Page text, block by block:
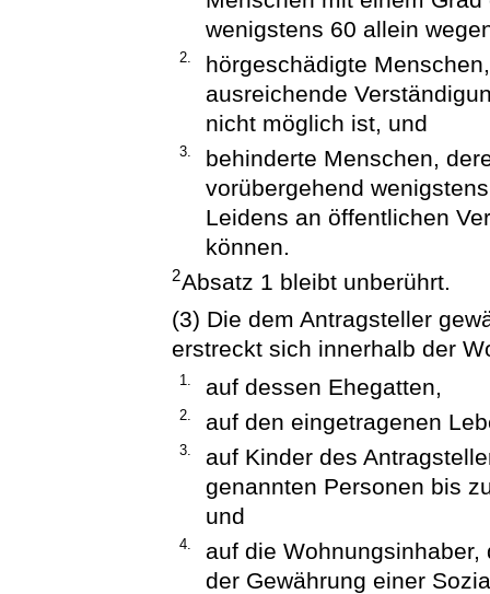
wenigstens 60 allein
2.
hörgeschädigte
ausreichende
nicht möglich ist, und
3.
behinderte Menschen,
vorübergehend
Leidens an öffentlichen
können.
2Absatz 1 bleibt unberührt.
(3) Die dem Antragsteller
erstreckt sich innerhalb der
1. auf dessen Ehegatten,
2. auf den eingetragenen
3.
auf Kinder des
genannten Personen bis
und
4.
auf die
der Gewährung einer